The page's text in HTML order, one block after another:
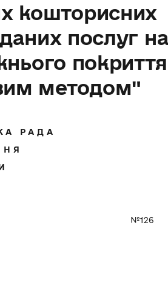
кошторисних
послуг на
покриття
методом"
А Р А Д А
Н Я
№126